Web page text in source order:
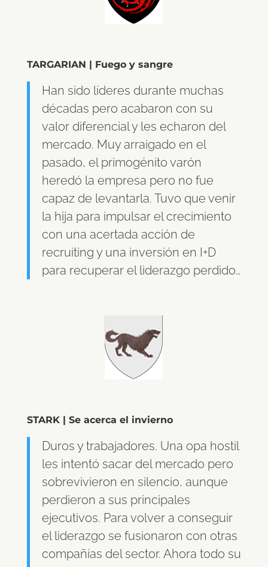
TARGARIAN | Fuego y sangre
Han sido líderes durante muchas
décadas pero acabaron con su
valor diferencial y les echaron del
mercado. Muy arraigado en el
pasado, el primogénito varón
heredó la empresa pero no fue
capaz de levantarla. Tuvo que venir
la hija para impulsar el crecimiento
con una acertada acción de
recruiting y una inversión en I+D
para recuperar el liderazgo perdido…
STARK | Se acerca el invierno
Duros y trabajadores. Una opa hostil
les intentó sacar del mercado pero
sobrevivieron en silencio, aunque
perdieron a sus principales
ejecutivos. Para volver a conseguir
el liderazgo se fusionaron con otras
compañías del sector. Ahora todo su